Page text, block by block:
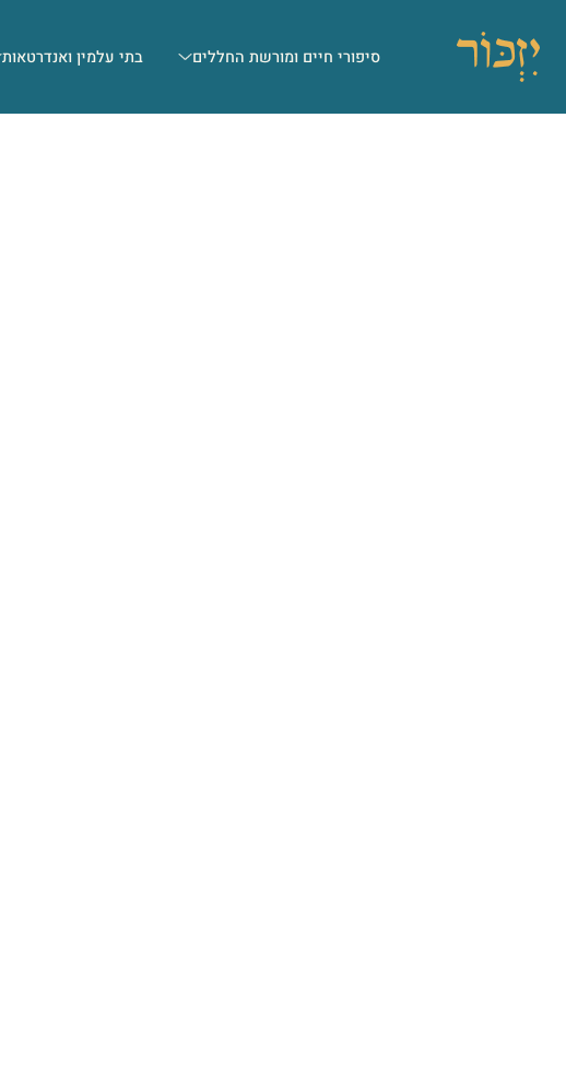
סיפורי חיים ומורשת החללים בתי עלמין ואנדרטאות